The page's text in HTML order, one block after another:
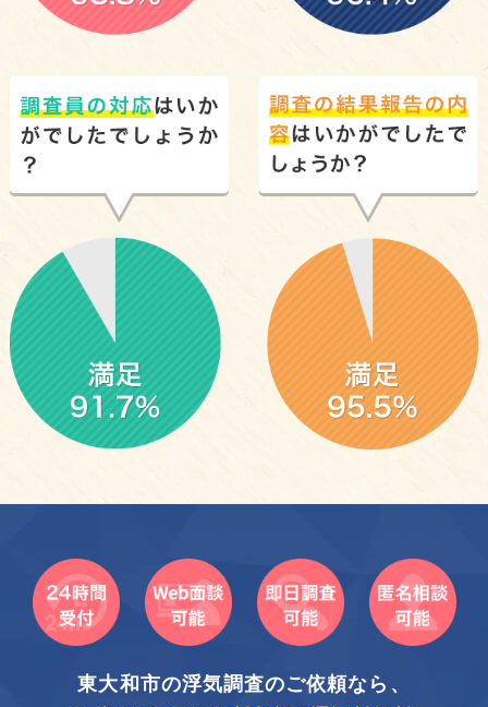
東大和市の浮気調査のご依頼なら、